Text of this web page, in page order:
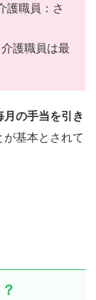
護職員：さ
護職員は最
月の手当を引き
基本とされて